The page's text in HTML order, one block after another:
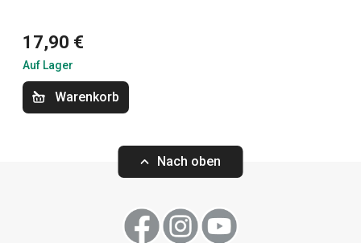
Haushaltsgeräte
Outdoor-Aktivitäten
17,90 €
Auf Lager
Warenkorb
Nach oben